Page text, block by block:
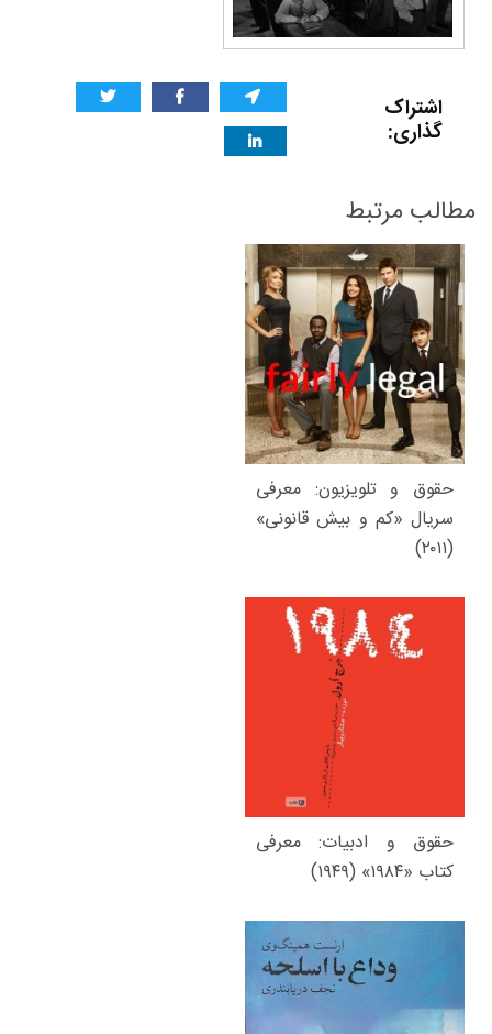
اشتراک
گذاری:
مطالب مرتبط
حقوق و تلویزیون: معرفی
سریال «کم و بیش قانونی»
(۲۰۱۱)
حقوق و ادبیات: معرفی
کتاب «۱۹۸۴» (۱۹۴۹)